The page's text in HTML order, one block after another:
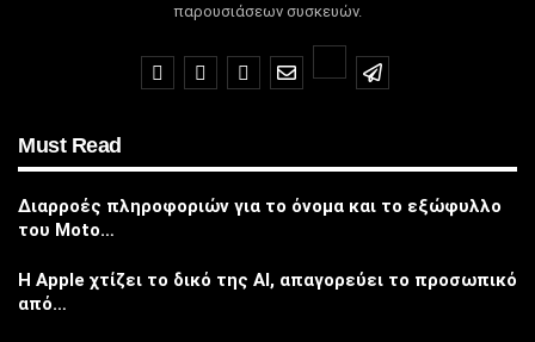
παρουσιάσεων συσκευών.
Must Read
Διαρροές πληροφοριών για το όνομα και το εξώφυλλο
του Moto…
Η Apple χτίζει το δικό της AI, απαγορεύει το προσωπικό
από…